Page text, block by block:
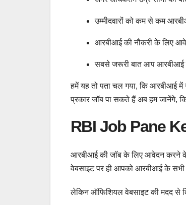
उम्मीदवारों को कम से कम
आरबीआई की नौकरी के लिए
सबसे जरूरी बात आप आरबीआई
हमें यह तो पता चल गया, कि आरबीआई
प्रकार जॉब पा सकते हैं अब हम
RBI Job Pane
आरबीआई की जॉब के लिए आवेदन करने
वेबसाइट पर ही आपको आरबीआई के
लेकिन ऑफिशियल वेबसाइट की मदद से